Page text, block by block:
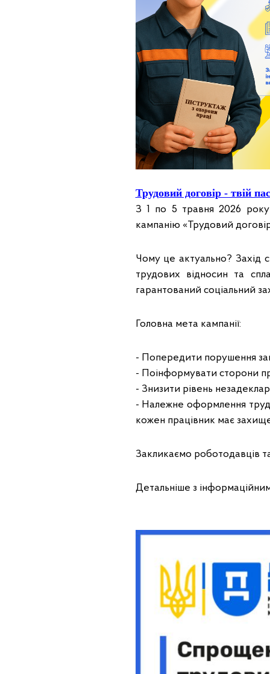
Трудовий договір - твій
З 1 по 5 травня 2026 року
кампанію «Трудовий
Чому це актуально? Захід
трудових відносин та
гарантований соціальний
Головна мета кампанії:
- Попередити порушення
- Поінформувати сторони
- Знизити рівень
- Належне оформлення
кожен працівник має
Закликаємо роботодавців
Детальніше з